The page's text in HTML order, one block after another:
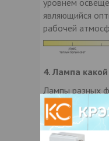
уровнем
являющийся
рабочей
4. Лампа
Лампы разных
для различных
влияет